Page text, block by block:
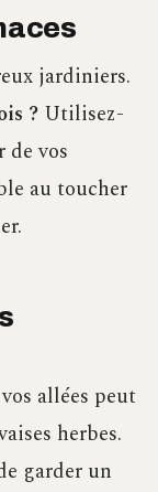
jardiniers.
? Utilisez-
de vos
au toucher
allées peut
herbes.
garder un